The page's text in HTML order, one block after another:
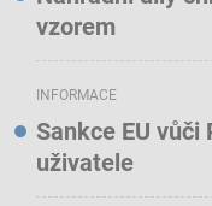
vzorem
INFORMACE
Sankce EU
uživatele